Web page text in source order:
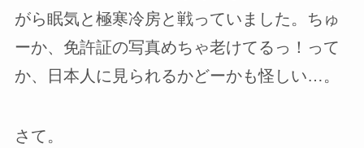
がら眠気と極寒冷房と戦っていました。ちゅ
ーか、免許証の写真めちゃ老けてるっ！って
か、日本人に見られるかどーかも怪しい…。
さて。